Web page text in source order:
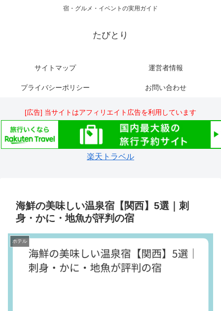
宿・グルメ・イベントの実用ガイド
たびとり
サイトマップ 運営者情報
プライバシーポリシー お問い合わせ
[広告] 当サイトはアフィリエイト広告を利用しています
楽天トラベル
海鮮の美味しい温泉宿【関西】5選｜刺
身・かに・地魚が評判の宿
ホテル